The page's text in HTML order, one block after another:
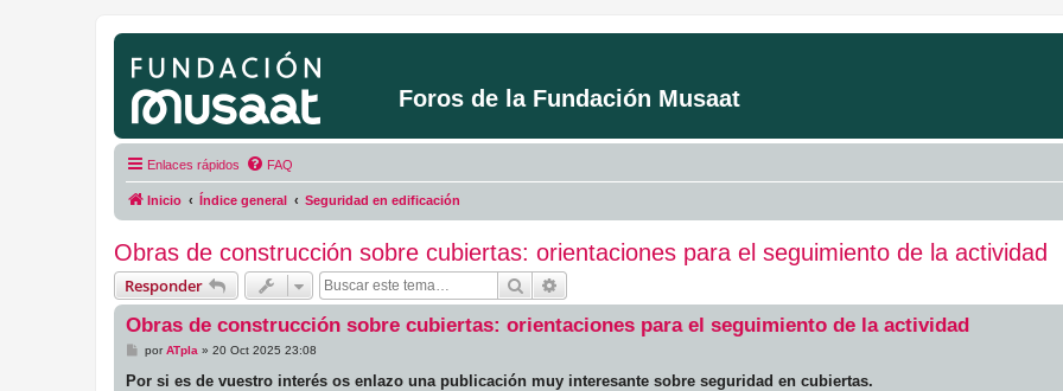
Foros de la Fundación Musaat
Enlaces rápidos FAQ
Inicio Índice general Seguridad en edificación
Obras de construcción sobre cubiertas: orientaciones para el seguimiento de la actividad
Responder Buscar
Obras de construcción sobre cubiertas: orientaciones para el seguimiento de la actividad
M
n
porATpla » 20 Oct 2025 23:08
Por si es de vuestro interés os enlazo una publicación muy interesante sobre seguridad en cubiertas.